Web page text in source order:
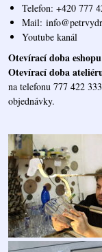
Telefon: +420 777
Mail:
Youtube kanál
Otevírací doba eshopu
Otevírací doba
na telefonu 777 422
objednávky.